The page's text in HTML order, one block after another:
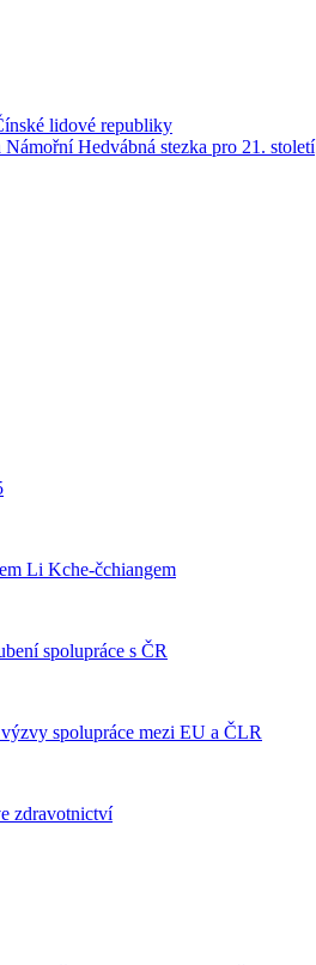
lidové republiky
Hedvábná stezka pro 21. století
Li Kche-čchiangem
spolupráce s ČR
spolupráce mezi EU a ČLR
zdravotnictví